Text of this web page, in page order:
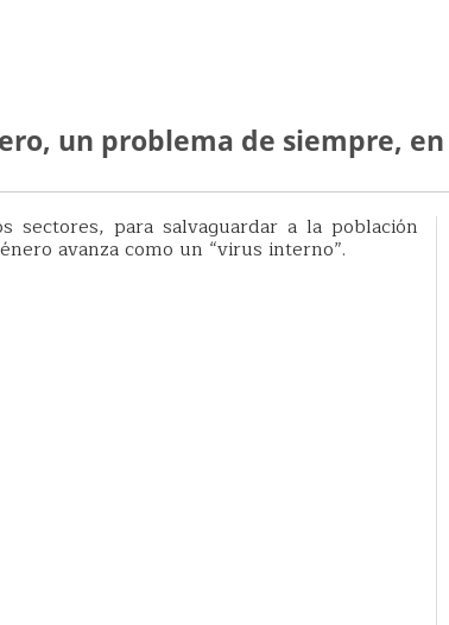
un problema de siempre,
sectores, para salvaguardar a la población
avanza como un “virus interno”.